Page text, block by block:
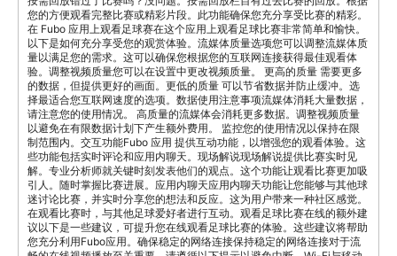
您的方便观看完整比赛或精彩片段。此功能确保您充分享受比赛的精彩。
在 Fubo 应用上观看足球赛在这个应用上观看足球比赛非常简单和愉快。
以下是如何充分享受您的观赏体验。流媒体质量选项您可以调整流媒体质
量以满足您的需求。这可以确保您根据您的互联网连接获得最佳观看体
验。调整视频质量您可以在设置中更改视频质量。 更高的质量 需要更多
的数据，但提供更好的画面。更低的质量 可以节省数据并防止缓冲。选
择最适合您互联网速度的选项。数据使用注意事项流媒体消耗大量数据，
请注意您的使用情况。 高质量的流媒体会消耗更多数据。调整视频质量
以避免在有限数据计划下产生额外费用。 监控您的使用情况以保持在限
制范围内。交互功能Fubo 应用 提供互动功能，以增强您的观看体验。这
些功能包括实时评论和应用内聊天。现场解说现场解说提供比赛实时见
解。专业分析师就关键时刻发表他们的观点。这个功能让观看比赛更加吸
引人。随时掌握比赛进展。应用内聊天应用内聊天功能让您能够与其他球
迷讨论比赛，并实时分享您的想法和反应。这为用户带来一种社区感觉。
在观看比赛时，与其他足球爱好者进行互动。观看足球比赛在线的额外建
议以下是一些建议，可提升您在线观看足球比赛的体验。这些建议将帮助
您充分利用Fubo应用。确保稳定的网络连接保持稳定的网络连接对于流